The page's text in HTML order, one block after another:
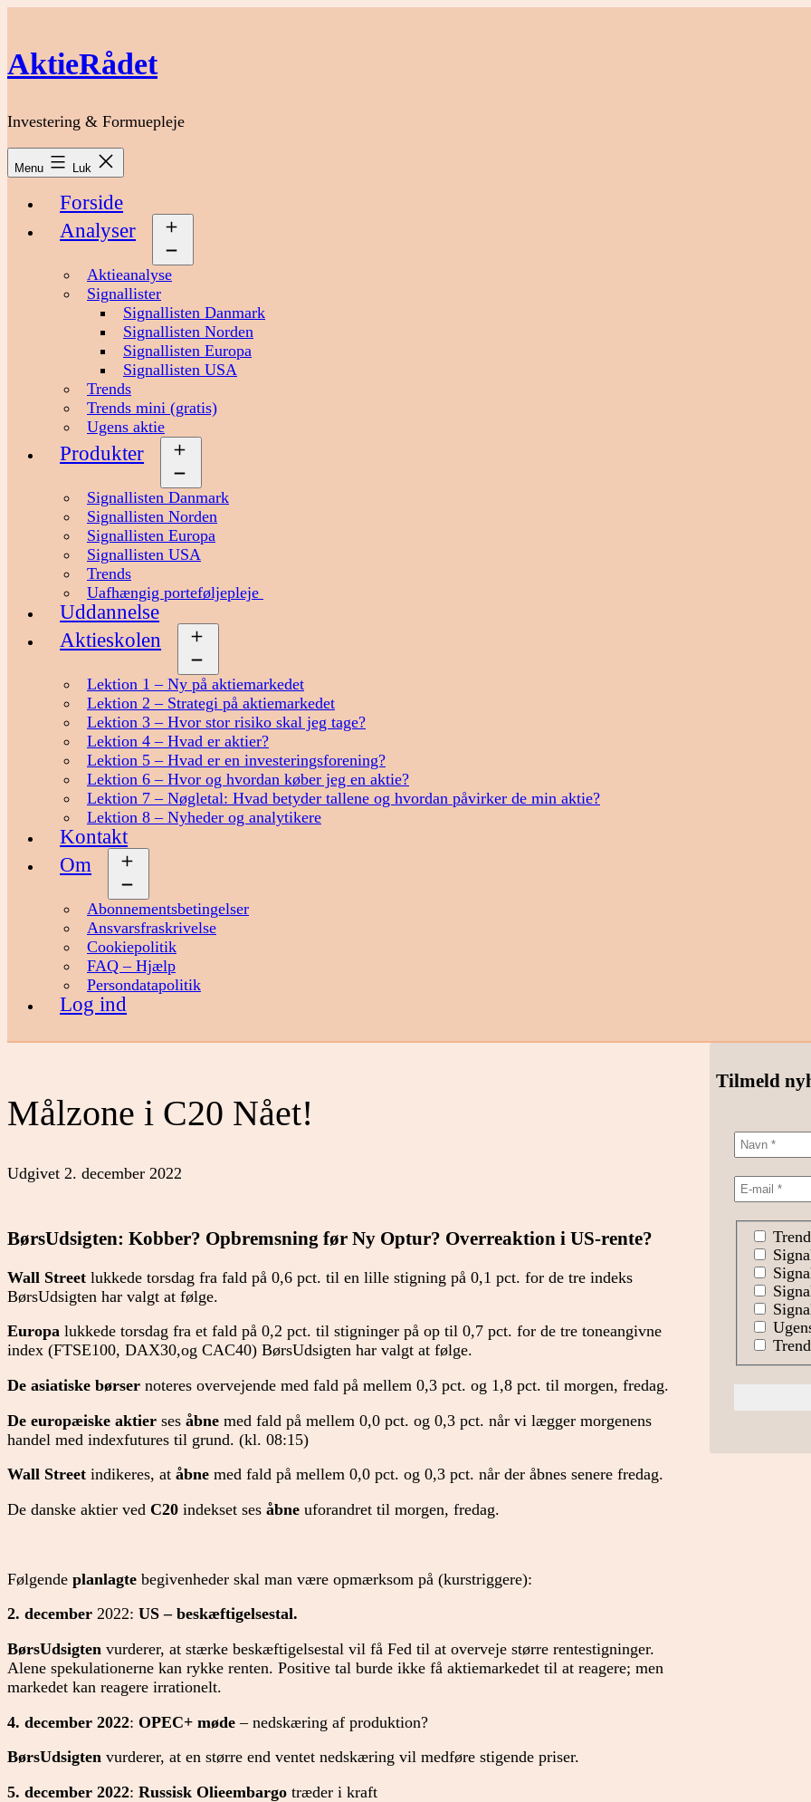
indhold
AktieRådet
Investering & Formuepleje
Menu Luk
Forside
Analyser
Aktieanalyse
Signallister
Signallisten Danmark
Signallisten Norden
Signallisten Europa
Signallisten USA
Trends
Trends mini (gratis)
Ugens aktie
Produkter
Signallisten Danmark
Signallisten Norden
Signallisten Europa
Signallisten USA
Trends
Uafhængig porteføljepleje
Uddannelse
Aktieskolen
Lektion 1 – Ny på aktiemarkedet
Lektion 2 – Strategi på aktiemarkedet
Lektion 3 – Hvor stor risiko skal jeg tage?
Lektion 4 – Hvad er aktier?
Lektion 5 – Hvad er en investeringsforening?
Lektion 6 – Hvor og hvordan køber jeg en aktie?
Lektion 7 – Nøgletal: Hvad betyder tallene og hvordan påvirker de min aktie?
Lektion 8 – Nyheder og analytikere
Kontakt
Om
Abonnementsbetingelser
Ansvarsfraskrivelse
Cookiepolitik
FAQ – Hjælp
Persondatapolitik
Log ind
Målzone i C20 Nået!
Udgivet 2. december 2022
BørsUdsigten: Kobber? Opbremsning før Ny Optur? Overreaktion i US-rente?
Wall Street lukkede torsdag fra fald på 0,6 pct. til en lille stigning på 0,1 pct. for de tre indeks
BørsUdsigten har valgt at følge.
Europa lukkede torsdag fra et fald på 0,2 pct. til stigninger på op til 0,7 pct. for de tre toneangivne
index (FTSE100, DAX30,og CAC40) BørsUdsigten har valgt at følge.
De asiatiske børser noteres overvejende med fald på mellem 0,3 pct. og 1,8 pct. til morgen, fredag.
De europæiske aktier ses åbne med fald på mellem 0,0 pct. og 0,3 pct. når vi lægger morgenens
handel med indexfutures til grund. (kl. 08:15)
Wall Street indikeres, at åbne med fald på mellem 0,0 pct. og 0,3 pct. når der åbnes senere fredag.
De danske aktier ved C20 indekset ses åbne uforandret til morgen, fredag.
Følgende planlagte begivenheder skal man være opmærksom på (kurstriggere):
2. december 2022: US – beskæftigelsestal.
BørsUdsigten vurderer, at stærke beskæftigelsestal vil få Fed til at overveje større rentestigninger.
Alene spekulationerne kan rykke renten. Positive tal burde ikke få aktiemarkedet til at reagere; men
markedet kan reagere irrationelt.
4. december 2022: OPEC+ møde– nedskæring af produktion?
BørsUdsigten vurderer, at en større end ventet nedskæring vil medføre stigende priser.
5. december 2022: Russisk Olieembargo træder i kraft
Tilmeld